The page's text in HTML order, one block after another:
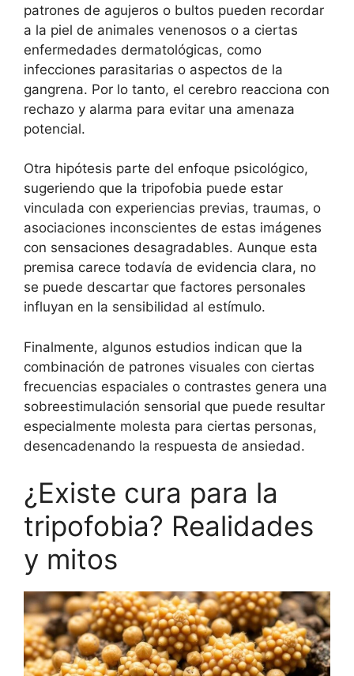
patrones de agujeros o bultos pueden recordar
a la piel de animales venenosos o a ciertas
enfermedades dermatológicas, como
infecciones parasitarias o aspectos de la
gangrena. Por lo tanto, el cerebro reacciona con
rechazo y alarma para evitar una amenaza
potencial.
Otra hipótesis parte del enfoque psicológico,
sugeriendo que la tripofobia puede estar
vinculada con experiencias previas, traumas, o
asociaciones inconscientes de estas imágenes
con sensaciones desagradables. Aunque esta
premisa carece todavía de evidencia clara, no
se puede descartar que factores personales
influyan en la sensibilidad al estímulo.
Finalmente, algunos estudios indican que la
combinación de patrones visuales con ciertas
frecuencias espaciales o contrastes genera una
sobreestimulación sensorial que puede resultar
especialmente molesta para ciertas personas,
desencadenando la respuesta de ansiedad.
¿Existe cura para la
tripofobia? Realidades
y mitos